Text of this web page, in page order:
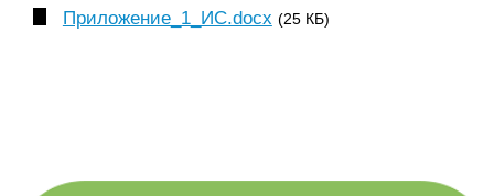
Приложение_1_ИС.docx (25 КБ)